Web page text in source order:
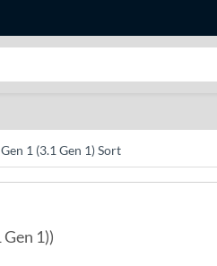
1 (3.1 Gen 1) Sort
1))